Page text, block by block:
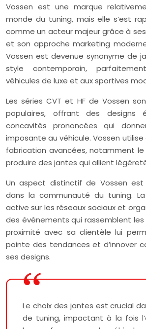
Vossen est une marque
monde du tuning, mais elle s’est
comme un acteur majeur grâce à
et son approche marketing
Vossen est devenue synonyme de
style contemporain,
véhicules de luxe et aux sportives
Les séries CVT et HF de Vossen
populaires, offrant des designs
concavités prononcées qui
imposante au véhicule. Vossen
fabrication avancées, notamment
produire des jantes qui allient
Un aspect distinctif de Vossen
dans la communauté du tuning.
active sur les réseaux sociaux et
des événements qui rassemblent
proximité avec sa clientèle lui
pointe des tendances et d’innover
ses designs.
Le choix des jantes est crucial
de tuning, impactant à la fois